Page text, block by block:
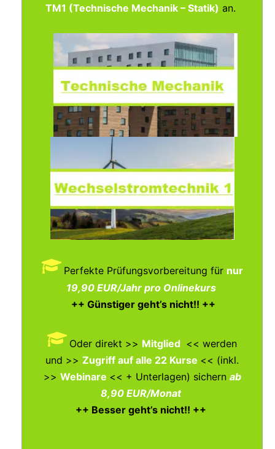
TM1 (Technische Mechanik – Statik) an.
Perfekte Prüfungsvorbereitung für nur
19,90 EUR/Jahr pro Onlinekurs
++ Günstiger geht’s nicht!! ++
Oder direkt >> Mitglied << werden
und >> Zugriff auf alle 22 Kurse << (inkl.
>> Webinare << + Unterlagen) sichern ab
8,90 EUR/Monat
++ Besser geht’s nicht!! ++